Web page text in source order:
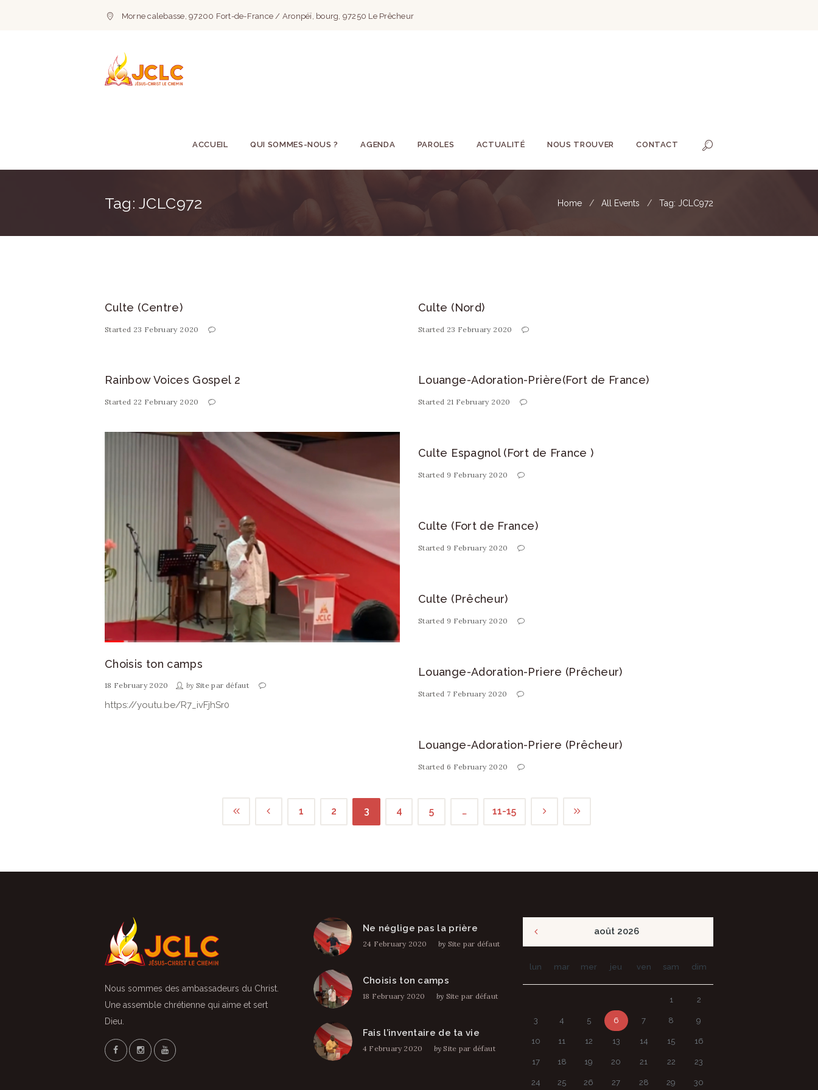
Morne calebasse, 97200 Fort-de-France / Aronpéï, bourg, 97250 Le Prêcheur
ACCUEIL QUI SOMMES-NOUS ? AGENDA PAROLES ACTUALITÉ NOUS TROUVER CONTACT
Tag: JCLC972 Home All Events Tag: JCLC972
Culte (Centre)
Started 23 February 2020
Culte (Nord)
Started 23 February 2020
Rainbow Voices Gospel 2
Started 22 February 2020
Louange-Adoration-Prière(Fort de France)
Started 21 February 2020
Choisis ton camps
18 February 2020 by Site par défaut
https://youtu.be/R7_ivFjhSr0
Culte Espagnol (Fort de France )
Started 9 February 2020
Culte (Fort de France)
Started 9 February 2020
Culte (Prêcheur)
Started 9 February 2020
Louange-Adoration-Priere (Prêcheur)
Started 7 February 2020
Louange-Adoration-Priere (Prêcheur)
Started 6 February 2020
1 2 3 4 5 … 11-15
Nous sommes des ambassadeurs du Christ.
Une assemble chrétienne qui aime et sert
Dieu.
Ne néglige pas la prière
24 February 2020 by Site par défaut
Choisis ton camps
18 February 2020 by Site par défaut
Fais l’inventaire de ta vie
4 February 2020 bySite par défaut
août 2026
lun mar mer jeu ven sam dim
1 2
3 4 5 6 7 8 9
10 11 12 13 14 15 16
17 18 19 20 21 22 23
24 25 26 27 28 29 30